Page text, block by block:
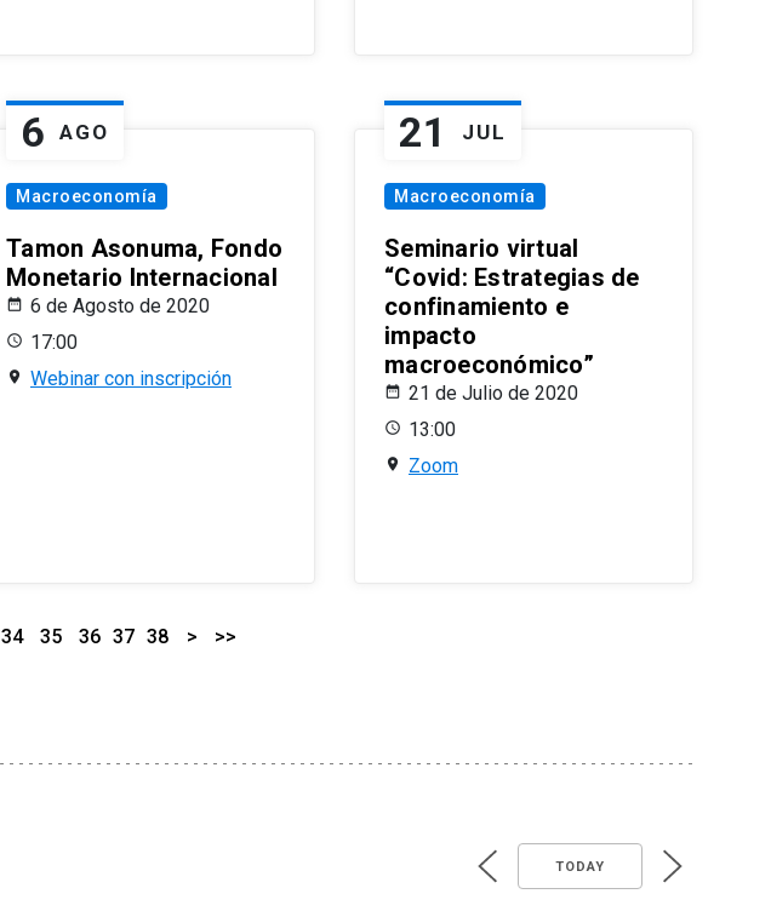
6 AGO
Macroeconomía
Tamon Asonuma, Fondo
Monetario Internacional
6 de Agosto de 2020
17:00
Webinar con inscripción
21 JUL
Macroeconomía
Seminario virtual
“Covid: Estrategias de
confinamiento e
impacto
macroeconómico”
21 de Julio de 2020
13:00
Zoom
34 35 36 37 38 > >>
TODAY